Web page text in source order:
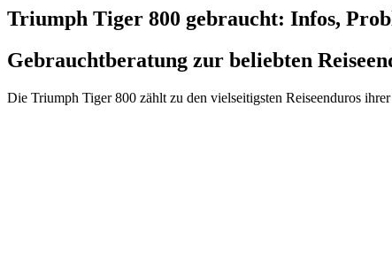
Triumph Tiger 800 gebraucht: Infos,
Gebrauchtberatung zur beliebten
Die Triumph Tiger 800 zählt zu den vielseitigsten Reiseenduros